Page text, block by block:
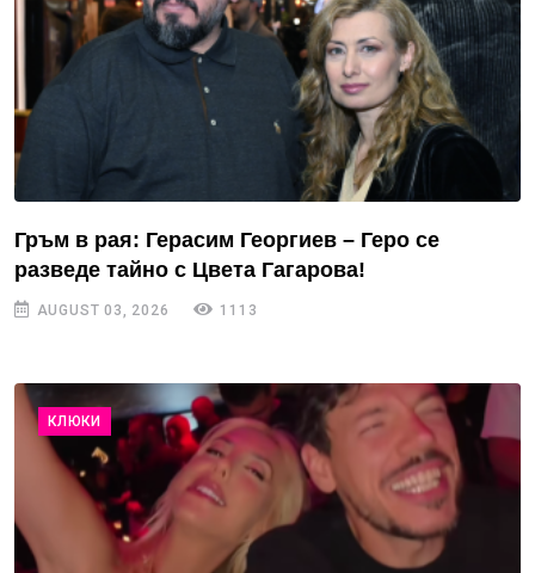
Гръм в рая: Герасим Георгиев – Геро се
разведе тайно с Цвета Гагарова!
AUGUST 03, 2026 1113
КЛЮКИ